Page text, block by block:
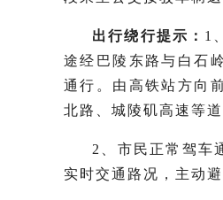
出行绕行提示： 1
途经巴陵东路与白石
通行。由高铁站方向
北路、城陵矶高速等道
2、市民正常驾车
实时交通路况，主动